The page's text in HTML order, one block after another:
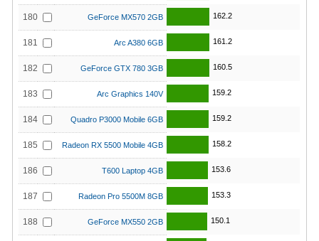
180 GeForce MX570 2GB 162.2
181 Arc A380 6GB 161.2
182 GeForce GTX 780 3GB 160.5
183 Arc Graphics 140V 159.2
184 Quadro P3000 Mobile 6GB 159.2
185 Radeon RX 5500 Mobile 4GB 158.2
186 T600 Laptop 4GB 153.6
187 Radeon Pro 5500M 8GB 153.3
188 GeForce MX550 2GB 150.1